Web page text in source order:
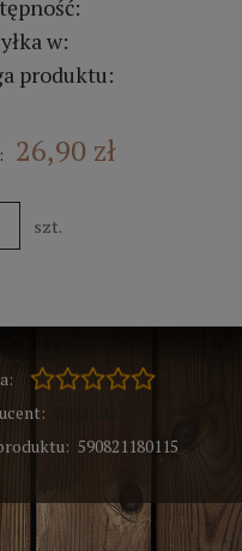
w:
produktu:
26,90 zł
szt.
590821180115